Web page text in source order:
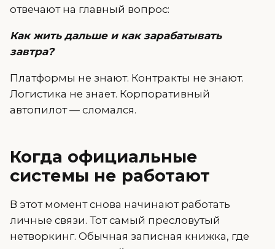
отвечают на главный вопрос:
Как жить дальше и как зарабатывать
завтра?
Платформы не знают. Контракты не знают.
Логистика не знает. Корпоративный
автопилот — сломался.
Когда официальные
системы не работают
В этот момент снова начинают работать
личные связи. Тот самый пресловутый
нетворкинг. Обычная записная книжка, где